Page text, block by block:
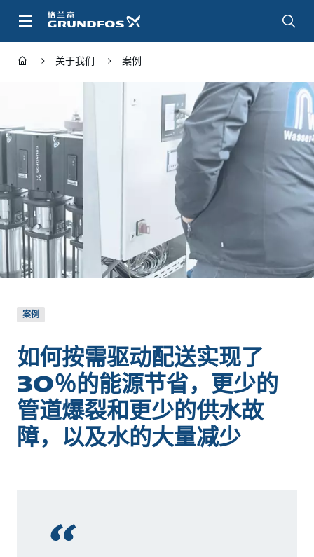
关于我们 案例
案例
如何按需驱动配送实现了
30％的能源节省，更少的
管道爆裂和更少的供水故
障，以及水的大量减少